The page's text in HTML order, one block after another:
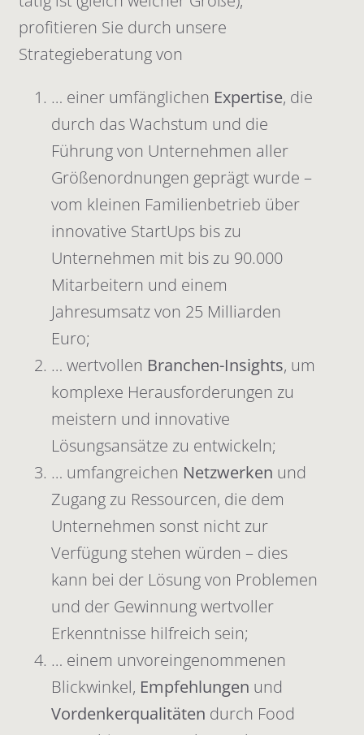
profitieren Sie durch unsere
Strategieberatung von
… einer umfänglichen Expertise, die
durch das Wachstum und die
Führung von Unternehmen aller
Größenordnungen geprägt wurde –
vom kleinen Familienbetrieb über
innovative StartUps bis zu
Unternehmen mit bis zu 90.000
Mitarbeitern und einem
Jahresumsatz von 25 Milliarden
Euro;
… wertvollen Branchen-Insights, um
komplexe Herausforderungen zu
meistern und innovative
Lösungsansätze zu entwickeln;
… umfangreichen Netzwerken und
Zugang zu Ressourcen, die dem
Unternehmen sonst nicht zur
Verfügung stehen würden – dies
kann bei der Lösung von Problemen
und der Gewinnung wertvoller
Erkenntnisse hilfreich sein;
… einem unvoreingenommenen
Blickwinkel, Empfehlungen und
Vordenkerqualitäten durch Food